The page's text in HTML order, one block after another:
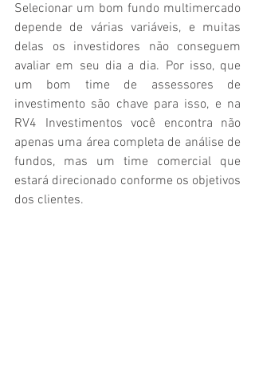
Selecionar um bom fundo multimercado
depende de várias variáveis, e muitas
delas os investidores não conseguem
avaliar em seu dia a dia. Por isso, que
um bom time de assessores de
investimento são chave para isso, e na
RV4 Investimentos você encontra não
apenas uma área completa de análise de
fundos, mas um time comercial que
estará direcionado conforme os objetivos
dos clientes.